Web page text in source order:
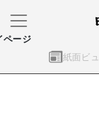
紙面ビ
ページ